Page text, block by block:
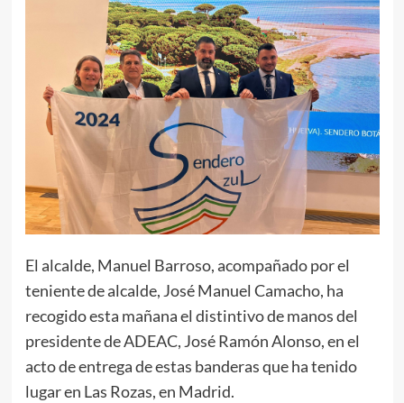
El alcalde, Manuel Barroso, acompañado por el
teniente de alcalde, José Manuel Camacho, ha
recogido esta mañana el distintivo de manos del
presidente de ADEAC, José Ramón Alonso, en el
acto de entrega de estas banderas que ha tenido
lugar en Las Rozas, en Madrid.